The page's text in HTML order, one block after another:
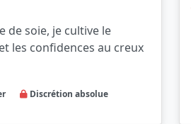
de soie, je cultive le
les confidences au creux
Discrétion absolue